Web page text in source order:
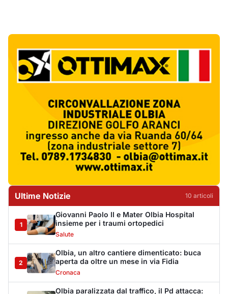
Ultime Notizie 10 articoli
1
Giovanni Paolo II e Mater Olbia Hospital
insieme per i traumi ortopedici
Salute
2
Olbia, un altro cantiere dimenticato: buca
aperta da oltre un mese in via Fidia
Cronaca
Olbia paralizzata dal traffico, il Pd attacca: